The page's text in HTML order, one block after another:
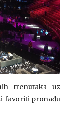
trenutaka uz
favoriti pronađu